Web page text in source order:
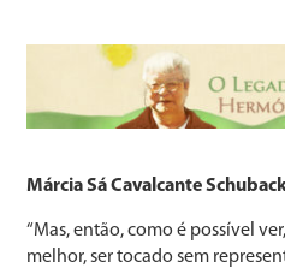
Márcia Sá Cavalcante
“Mas, então, como é possível
melhor, ser tocado sem